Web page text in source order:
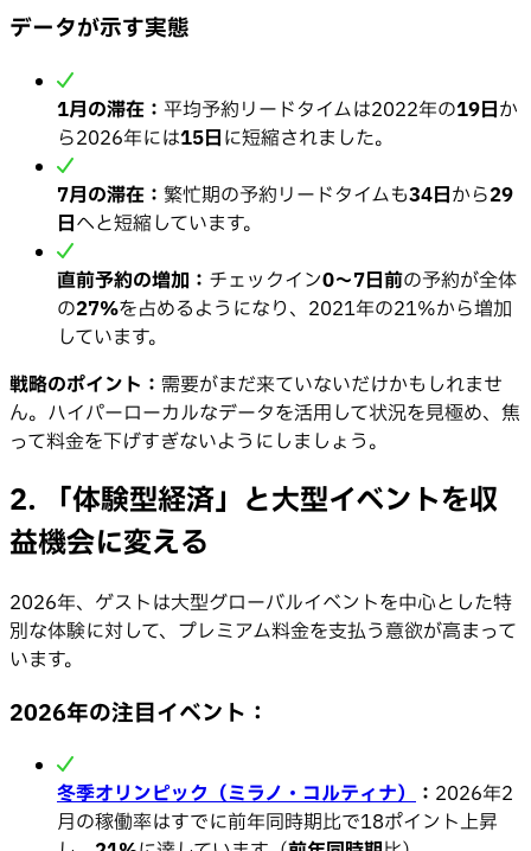
データが示す実態
1月の滞在： 平均予約リードタイムは2022年の19日か
ら2026年には15日に短縮されました。
7月の滞在： 繁忙期の予約リードタイムも34日から29
日へと短縮しています。
直前予約の増加： チェックイン0〜7日前の予約が全体
の27%を占めるようになり、2021年の21%から増加
しています。
戦略のポイント： 需要がまだ来ていないだけかもしれませ
ん。ハイパーローカルなデータを活用して状況を見極め、焦
って料金を下げすぎないようにしましょう。
2. 「体験型経済」と大型イベントを収
益機会に変える
2026年、ゲストは大型グローバルイベントを中心とした特
別な体験に対して、プレミアム料金を支払う意欲が高まって
います。
2026年の注目イベント：
冬季オリンピック（ミラノ・コルティナ） ： 2026年2
月の稼働率はすでに前年同時期比で18ポイント上昇